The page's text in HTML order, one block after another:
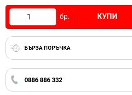
бр. КУПИ
БЪРЗА ПОРЪЧКА
0886 886 332